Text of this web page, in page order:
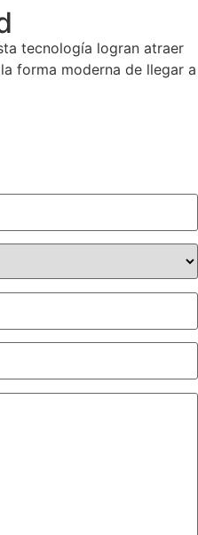
tecnología logran atraer
forma moderna de llegar a